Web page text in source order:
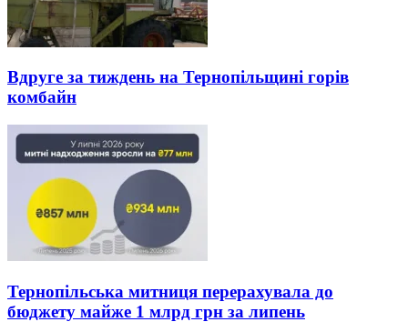
Вдруге за тиждень на Тернопільщині горів
комбайн
Тернопільська митниця перерахувала до
бюджету майже 1 млрд грн за липень